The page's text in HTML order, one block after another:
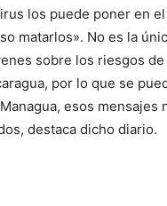
los puede poner en
matarlos». No es la
sobre los riesgos de
por lo que se
esos mensajes
destaca dicho diario.